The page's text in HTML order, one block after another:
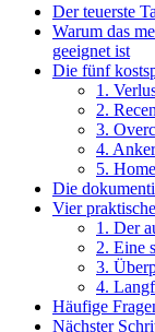
Der teuerste
Warum das
geeignet ist
Die fünf
1.
2.
3.
4.
5.
Die
Vier
1. Der
2. Eine
3.
4.
Häufige
Nächster